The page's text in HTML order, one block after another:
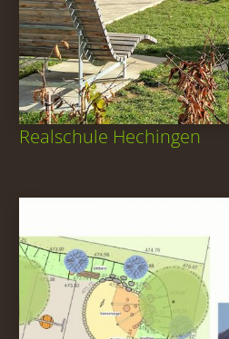
Realschule Hechingen